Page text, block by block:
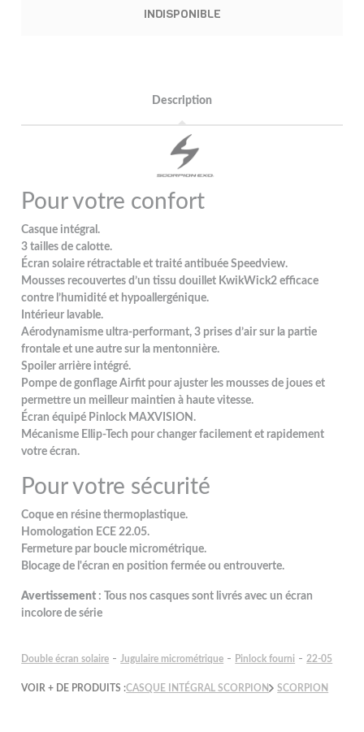
INDISPONIBLE
Description
Pour votre confort
Casque intégral.
3 tailles de calotte.
Écran solaire rétractable et traité antibuée Speedview.
Mousses recouvertes d’un tissu douillet KwikWick2 efficace
contre l’humidité et hypoallergénique.
Intérieur lavable.
Aérodynamisme ultra-performant, 3 prises d’air sur la partie
frontale et une autre sur la mentonnière.
Spoiler arrière intégré.
Pompe de gonflage Airfit pour ajuster les mousses de joues et
permettre un meilleur maintien à haute vitesse.
Écran équipé Pinlock MAXVISION.
Mécanisme Ellip-Tech pour changer facilement et rapidement
votre écran.
Pour votre sécurité
Coque en résine thermoplastique.
Homologation ECE 22.05.
Fermeture par boucle micrométrique.
Blocage de l'écran en position fermée ou entrouverte.
Avertissement : Tous nos casques sont livrés avec un écran
incolore de série
Double écran solaire - Jugulaire micrométrique - Pinlock fourni - 22-05
VOIR + DE PRODUITS :CASQUE INTÉGRAL SCORPION SCORPION